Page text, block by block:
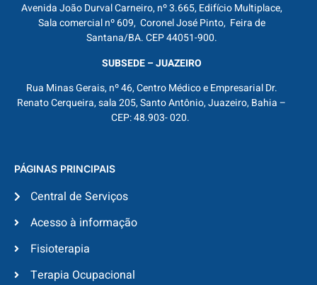
Avenida João Durval Carneiro, nº 3.665, Edifício Multiplace,
Sala comercial nº 609, Coronel José Pinto, Feira de
Santana/BA. CEP 44051-900.
SUBSEDE – JUAZEIRO
Rua Minas Gerais, nº 46, Centro Médico e Empresarial Dr.
Renato Cerqueira, sala 205, Santo Antônio, Juazeiro, Bahia –
CEP: 48.903- 020.
PÁGINAS PRINCIPAIS
Central de Serviços
Acesso à informação
Fisioterapia
Terapia Ocupacional